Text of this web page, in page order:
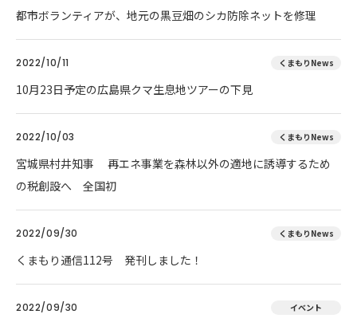
都市ボランティアが、地元の黒豆畑のシカ防除ネットを修理
2022/10/11 くまもりNews
10月23日予定の広島県クマ生息地ツアーの下見
2022/10/03 くまもりNews
宮城県村井知事 再エネ事業を森林以外の適地に誘導するため
の税創設へ 全国初
2022/09/30 くまもりNews
くまもり通信112号 発刊しました！
2022/09/30 イベント